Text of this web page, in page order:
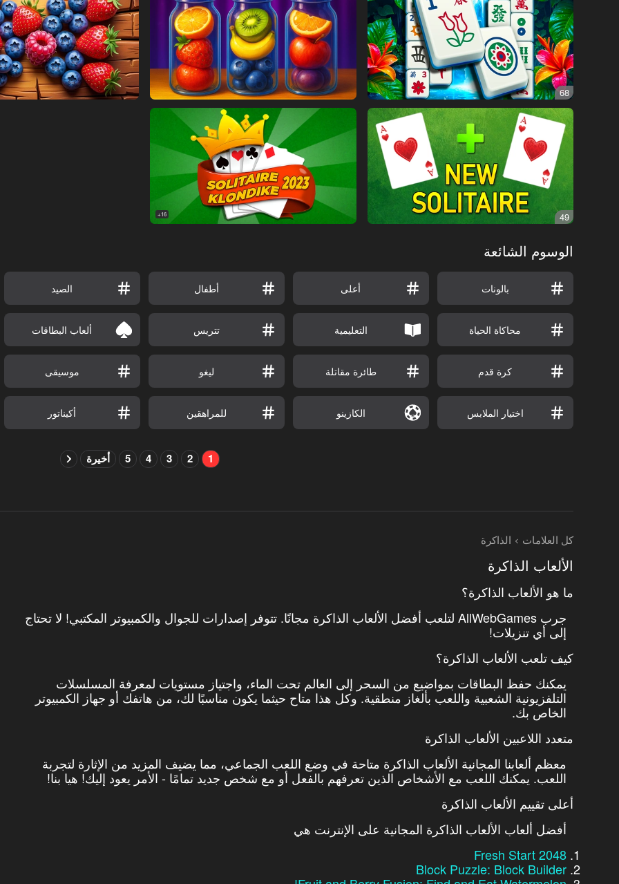
68
49
16+
الوسوم الشائعة
بالونات أعلى أطفال الصيد
محاكاة الحياة التعليمية تتريس ألعاب البطاقات
كرة قدم طائرة مقاتلة ليغو موسيقى
اختيار الملابس الكازينو للمراهقين أكيناتور
1
2
3
4
5 أخيرة
كل العلامات الذاكرة
الألعاب الذاكرة
ما هو الألعاب الذاكرة؟
جرب AllWebGames لتلعب أفضل الألعاب الذاكرة مجانًا. تتوفر إصدارات للجوال والكمبيوتر المكتبي! لا تحتاج
إلى أي تنزيلات!
كيف تلعب الألعاب الذاكرة؟
يمكنك حفظ البطاقات بمواضيع من السحر إلى العالم تحت الماء، واجتياز مستويات لمعرفة المسلسلات
التلفزيونية الشعبية واللعب بألغاز منطقية. وكل هذا متاح حيثما يكون مناسبًا لك، من هاتفك أو جهاز الكمبيوتر
الخاص بك.
متعدد اللاعبين الألعاب الذاكرة
معظم ألعابنا المجانية الألعاب الذاكرة متاحة في وضع اللعب الجماعي، مما يضيف المزيد من الإثارة لتجربة
اللعب. يمكنك اللعب مع الأشخاص الذين تعرفهم بالفعل أو مع شخص جديد تمامًا - الأمر يعود إليك! هيا بنا!
أعلى تقييم الألعاب الذاكرة
أفضل ألعاب الألعاب الذاكرة المجانية على الإنترنت هي
2048 Fresh Start
Block Puzzle: Block Builder